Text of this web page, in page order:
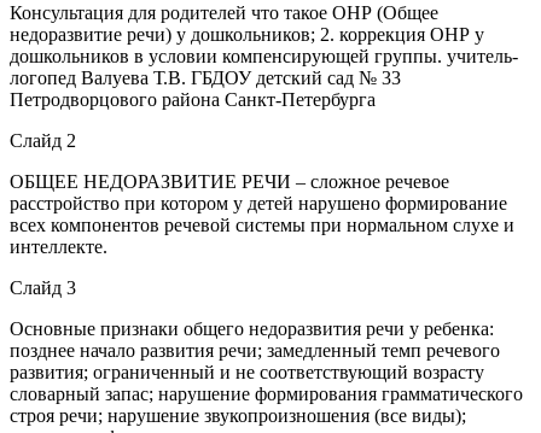
Консультация для родителей что такое ОНР (Общее
недоразвитие речи) у дошкольников; 2. коррекция ОНР у
дошкольников в условии компенсирующей группы. учитель-
логопед Валуева Т.В. ГБДОУ детский сад № 33
Петродворцового района Санкт-Петербурга
Слайд 2
ОБЩЕЕ НЕДОРАЗВИТИЕ РЕЧИ – сложное речевое
расстройство при котором у детей нарушено формирование
всех компонентов речевой системы при нормальном слухе и
интеллекте.
Слайд 3
Основные признаки общего недоразвития речи у ребенка:
позднее начало развития речи; замедленный темп речевого
развития; ограниченный и не соответствующий возрасту
словарный запас; нарушение формирования грамматического
строя речи; нарушение звукопроизношения (все виды);